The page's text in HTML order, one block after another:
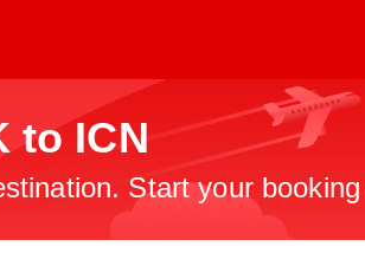
to ICN
Start your booking